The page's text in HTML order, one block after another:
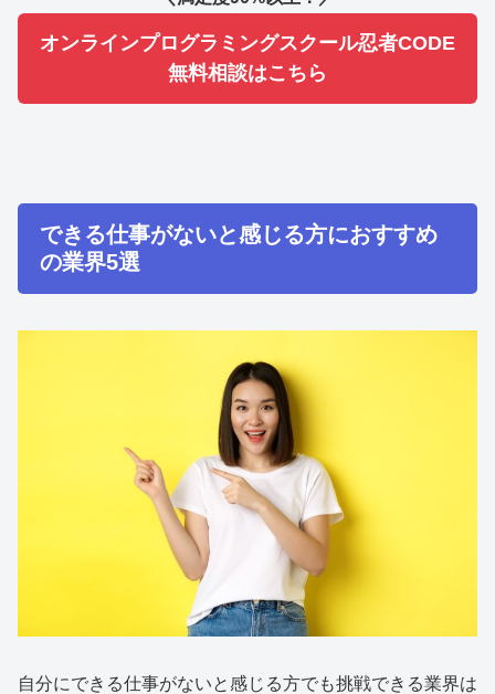
オンラインプログラミングスクール忍者CODE
無料相談はこちら
できる仕事がないと感じる方におすすめ
の業界5選
自分にできる仕事がないと感じる方でも挑戦できる業界は